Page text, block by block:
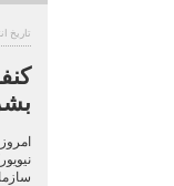
تاریخ